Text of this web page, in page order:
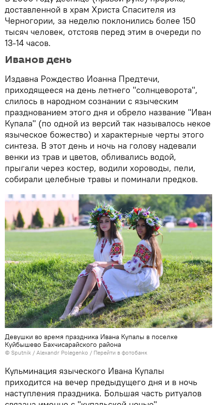
доставленной в храм Христа Спасителя из
Черногории, за неделю поклонились более 150
тысяч человек, отстояв перед этим в очереди по
13-14 часов.
Иванов день
Издавна Рождество Иоанна Предтечи,
приходящееся на день летнего "солнцеворота",
слилось в народном сознании с языческим
празднованием этого дня и обрело название "Иван
Купала" (по одной из версий так называлось некое
языческое божество) и характерные черты этого
синтеза. В этот день и ночь на голову надевали
венки из трав и цветов, обливались водой,
прыгали через костер, водили хороводы, пели,
собирали целебные травы и поминали предков.
Девушки во время праздника Ивана Купалы в поселке
Куйбышево Бахчисарайского района
© Sputnik / Alexandr Polegenko / Перейти в фотобанк
Кульминация языческого Ивана Купалы
приходится на вечер предыдущего дня и в ночь
наступления праздника. Большая часть ритуалов